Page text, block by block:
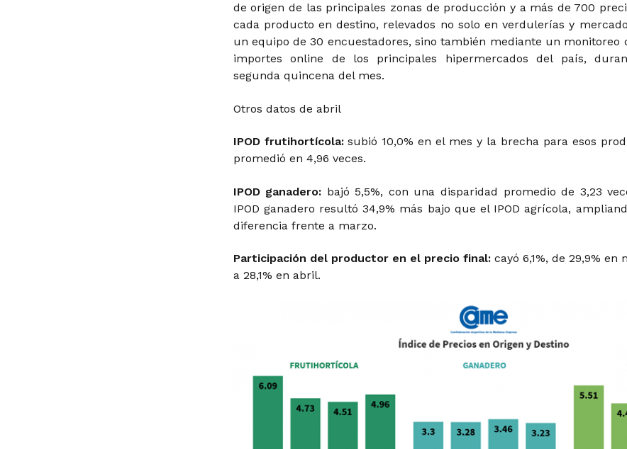
de origen de las principales zonas de producción y a más de 700
cada producto en destino, relevados no solo en verdulerías y
un equipo de 30 encuestadores, sino también mediante un monitoreo
importes online de los principales hipermercados del país,
segunda quincena del mes.
Otros datos de abril
IPOD frutihortícola:subió 10,0% en el mes y la brecha para esos
promedió en 4,96 veces.
IPOD ganadero: bajó 5,5%, con una disparidad promedio de 3,23
IPOD ganadero resultó 34,9% más bajo que el IPOD agrícola,
diferencia frente a marzo.
Participación del productor en el precio final:cayó 6,1%, de 29,9% en
a 28,1% en abril.